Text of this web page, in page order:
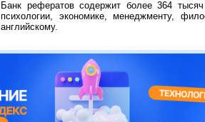
Банк рефератов содержит более 364
психологии, экономике, менеджменту,
английскому.